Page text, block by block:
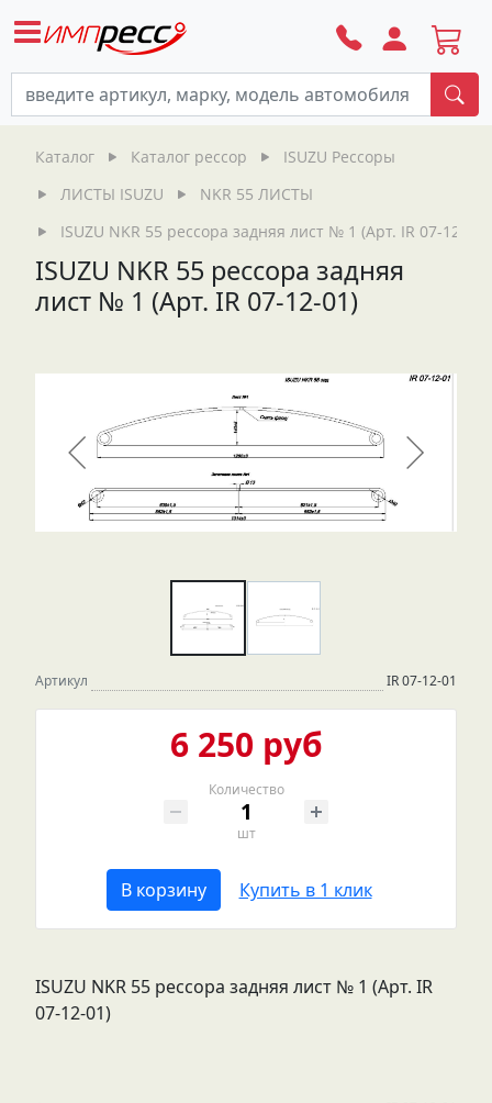
Каталог Каталог рессор
ISUZU Рессоры
ЛИСТЫ ISUZU
NKR 55 ЛИСТЫ
ISUZU NKR 55 рессора задняя лист № 1 (Арт. IR 07-12-01)
ISUZU NKR 55 рессора задняя
лист № 1 (Арт. IR 07-12-01)
Артикул IR 07-12-01
6 250 руб
Количество
шт
В корзину Купить в 1 клик
ISUZU NKR 55 рессора задняя лист № 1 (Арт. IR
07-12-01)